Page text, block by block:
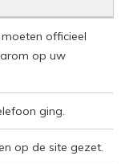
officieel
op uw
ging.
op de site gezet.